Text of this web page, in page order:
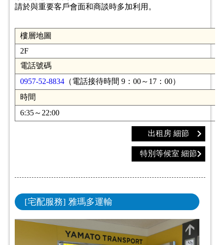
請於與重要客戶會面和商談時多加利用。
樓層地圖
2F
電話號碼
0957-52-8834 （電話接待時間 9：00～17：00）
時間
6:35～22:00
出租房 細節
特別等候室 細節
[宅配服務] 雅瑪多運輸